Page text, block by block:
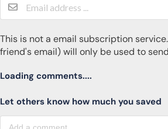
This is not a email subscription
friend's email) will only be used to
Loading comments....
Let others know how much you saved